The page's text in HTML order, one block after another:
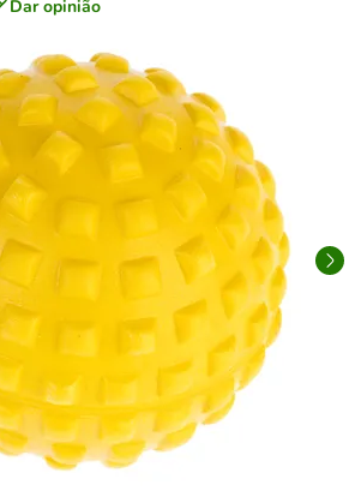
Dar opinião